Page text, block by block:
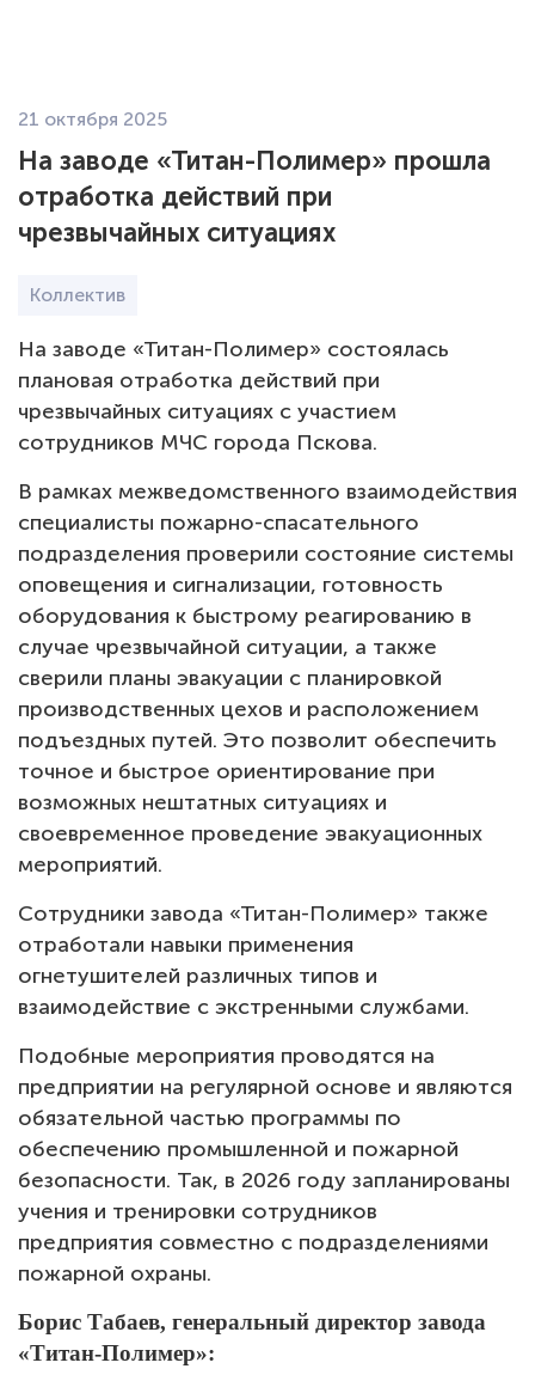
Экология
Карьера
Новости
Закупки
Тендеры
Контакты
21 октября 2025
На заводе «Титан-Полимер» прошла
отработка действий при
чрезвычайных ситуациях
Коллектив
На заводе «Титан-Полимер» состоялась
плановая отработка действий при
чрезвычайных ситуациях с участием
сотрудников МЧС города Пскова.
В рамках межведомственного взаимодействия
специалисты пожарно-спасательного
подразделения проверили состояние системы
оповещения и сигнализации, готовность
оборудования к быстрому реагированию в
случае чрезвычайной ситуации, а также
сверили планы эвакуации с планировкой
производственных цехов и расположением
подъездных путей. Это позволит обеспечить
точное и быстрое ориентирование при
возможных нештатных ситуациях и
своевременное проведение эвакуационных
мероприятий.
Сотрудники завода «Титан-Полимер» также
отработали навыки применения
огнетушителей различных типов и
взаимодействие с экстренными службами.
Подобные мероприятия проводятся на
предприятии на регулярной основе и являются
обязательной частью программы по
обеспечению промышленной и пожарной
безопасности. Так, в 2026 году запланированы
учения и тренировки сотрудников
предприятия совместно с подразделениями
пожарной охраны.
Борис Табаев, генеральный директор завода
«Титан-Полимер»: